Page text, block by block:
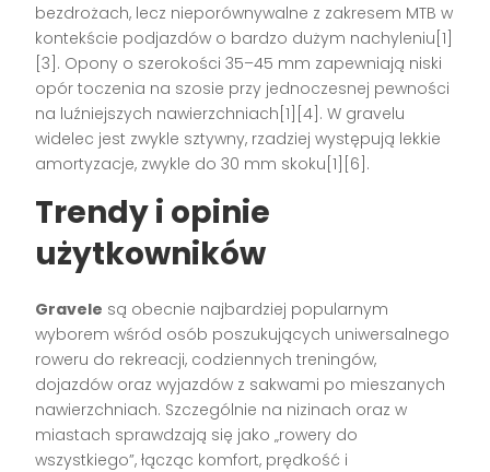
bezdrożach, lecz nieporównywalne z zakresem MTB w
kontekście podjazdów o bardzo dużym nachyleniu[1]
[3]. Opony o szerokości 35–45 mm zapewniają niski
opór toczenia na szosie przy jednoczesnej pewności
na luźniejszych nawierzchniach[1][4]. W gravelu
widelec jest zwykle sztywny, rzadziej występują lekkie
amortyzacje, zwykle do 30 mm skoku[1][6].
Trendy i opinie
użytkowników
Gravele są obecnie najbardziej popularnym
wyborem wśród osób poszukujących uniwersalnego
roweru do rekreacji, codziennych treningów,
dojazdów oraz wyjazdów z sakwami po mieszanych
nawierzchniach. Szczególnie na nizinach oraz w
miastach sprawdzają się jako „rowery do
wszystkiego”, łącząc komfort, prędkość i